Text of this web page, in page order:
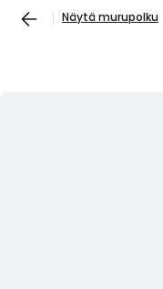
Näytä murupolku